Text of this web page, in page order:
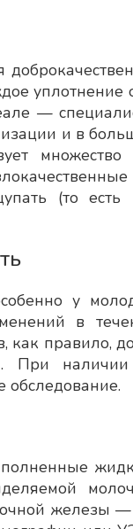
—
и в
(то есть
у
в
правило,
При наличии
обследование.
железы —